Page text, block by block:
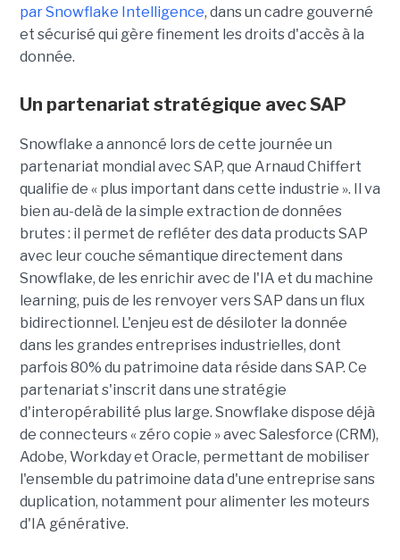
par Snowflake Intelligence, dans un cadre gouverné
et sécurisé qui gère finement les droits d'accès à la
donnée.
Un partenariat stratégique avec SAP
Snowflake a annoncé lors de cette journée un
partenariat mondial avec SAP, que Arnaud Chiffert
qualifie de « plus important dans cette industrie ». Il va
bien au-delà de la simple extraction de données
brutes : il permet de refléter des data products SAP
avec leur couche sémantique directement dans
Snowflake, de les enrichir avec de l'IA et du machine
learning, puis de les renvoyer vers SAP dans un flux
bidirectionnel. L'enjeu est de désiloter la donnée
dans les grandes entreprises industrielles, dont
parfois 80% du patrimoine data réside dans SAP. Ce
partenariat s'inscrit dans une stratégie
d'interopérabilité plus large. Snowflake dispose déjà
de connecteurs « zéro copie » avec Salesforce (CRM),
Adobe, Workday et Oracle, permettant de mobiliser
l'ensemble du patrimoine data d'une entreprise sans
duplication, notamment pour alimenter les moteurs
d'IA générative.